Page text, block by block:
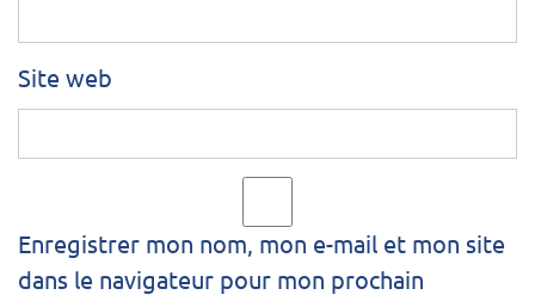
Site web
Enregistrer mon nom, mon e-mail et mon site
dans le navigateur pour mon prochain